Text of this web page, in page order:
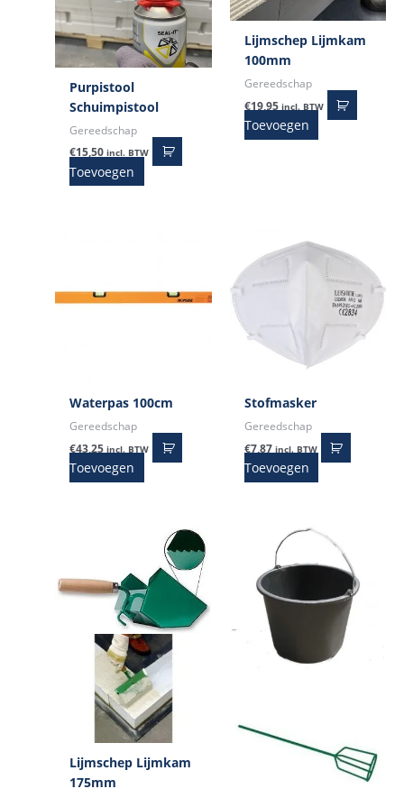
Purpistool
Schuimpistool
Gereedschap
€15,50 incl. BTW
Toevoegen
Lijmschep Lijmkam
100mm
Gereedschap
€19,95 incl. BTW
Toevoegen
Waterpas 100cm
Gereedschap
€43,25 incl. BTW
Toevoegen
Stofmasker
Gereedschap
€7,87 incl. BTW
Toevoegen
Lijmschep Lijmkam
175mm